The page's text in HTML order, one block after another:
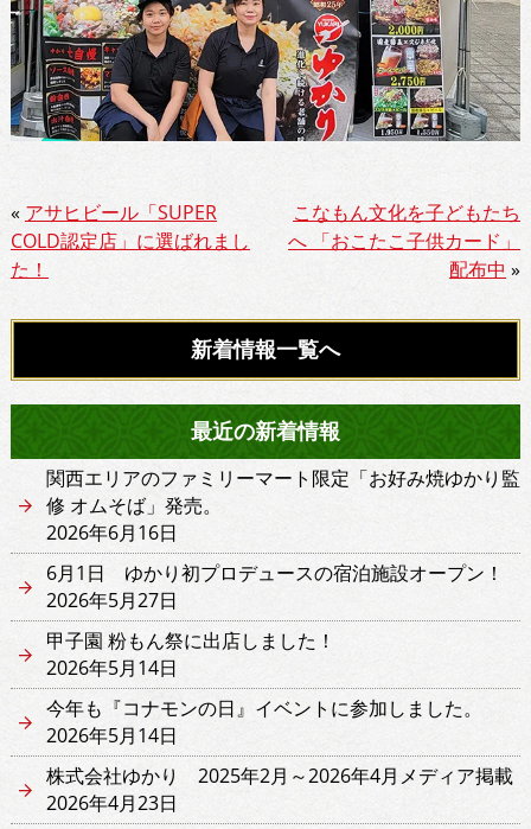
« アサヒビール「SUPER
COLD認定店」に選ばれまし
た！
こなもん文化を子どもたち
へ 「おこたこ子供カード」
配布中 »
新着情報一覧へ
最近の新着情報
関西エリアのファミリーマート限定「お好み焼ゆかり監
修 オムそば」発売。
2026年6月16日
6月1日 ゆかり初プロデュースの宿泊施設オープン！
2026年5月27日
甲子園 粉もん祭に出店しました！
2026年5月14日
今年も『コナモンの日』イベントに参加しました。
2026年5月14日
株式会社ゆかり 2025年2月～2026年4月メディア掲載
2026年4月23日